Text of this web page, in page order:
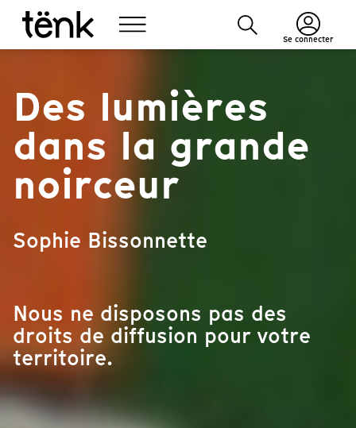
Se connecter
Des lumières
dans la grande
noirceur
Sophie Bissonnette
Nous ne disposons pas des
droits de diffusion pour votre
territoire.